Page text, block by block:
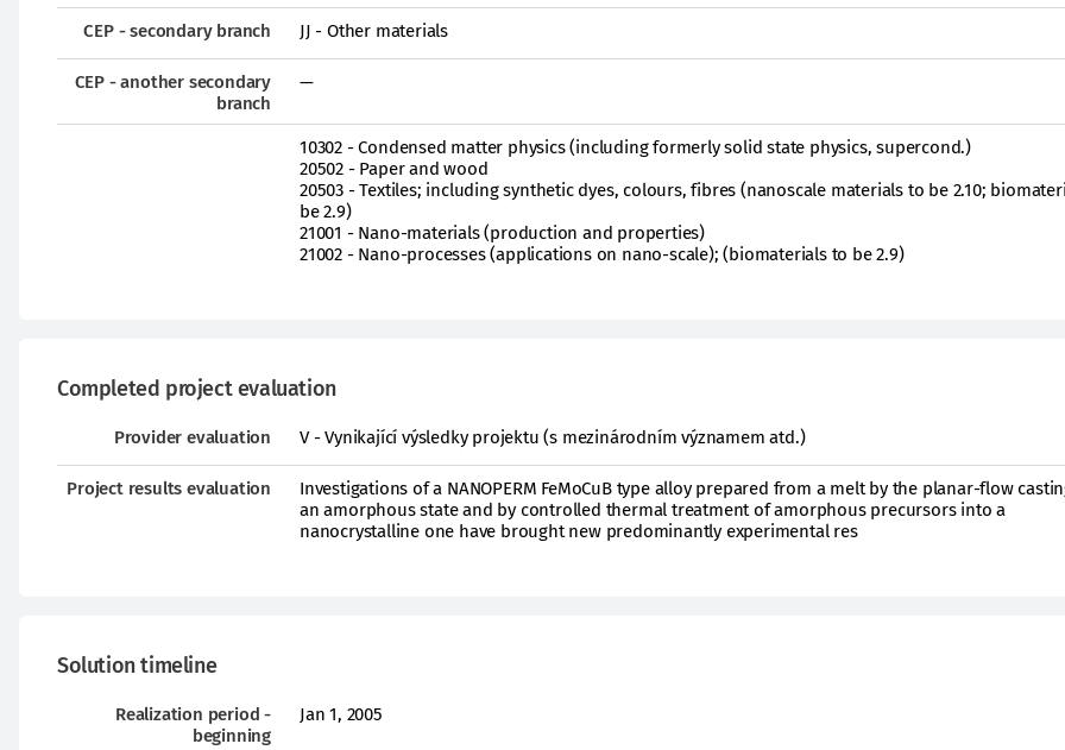
CEP - secondary branch JJ - Other materials
CEP - another secondary
branch
—
10302 - Condensed matter physics (including formerly solid state physics, supercond.)
20502 - Paper and wood
20503 - Textiles; including synthetic dyes, colours, fibres (nanoscale materials to be 2.10;
be 2.9)
21001 - Nano-materials (production and properties)
21002 - Nano-processes (applications on nano-scale); (biomaterials to be 2.9)
Completed project evaluation
Provider evaluation V - Vynikající výsledky projektu (s mezinárodním významem atd.)
Project results evaluation
Investigations of a NANOPERM FeMoCuB type alloy prepared from a melt by the planar-flow
an amorphous state and by controlled thermal treatment of amorphous precursors into a
nanocrystalline one have brought new predominantly experimental res
Solution timeline
Realization period -
beginning
Jan 1, 2005